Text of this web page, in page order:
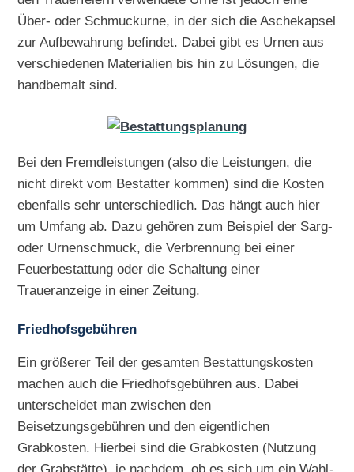
Über- oder Schmuckurne, in der sich die Aschekapsel
zur Aufbewahrung befindet. Dabei gibt es Urnen aus
verschiedenen Materialien bis hin zu Lösungen, die
handbemalt sind.
Bei den Fremdleistungen (also die Leistungen, die
nicht direkt vom Bestatter kommen) sind die Kosten
ebenfalls sehr unterschiedlich. Das hängt auch hier
um Umfang ab. Dazu gehören zum Beispiel der Sarg-
oder Urnenschmuck, die Verbrennung bei einer
Feuerbestattung oder die Schaltung einer
Traueranzeige in einer Zeitung.
Friedhofsgebühren
Ein größerer Teil der gesamten Bestattungskosten
machen auch die Friedhofsgebühren aus. Dabei
unterscheidet man zwischen den
Beisetzungsgebühren und den eigentlichen
Grabkosten. Hierbei sind die Grabkosten (Nutzung
der Grabstätte), je nachdem, ob es sich um ein Wahl-